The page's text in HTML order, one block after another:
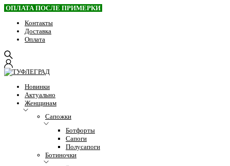
ОПЛАТА ПОСЛЕ ПРИМЕРКИ
Контакты
Доставка
Оплата
Новинки
Актуально
Женщинам
Сапожки
Ботфорты
Сапоги
Полусапоги
Ботиночки